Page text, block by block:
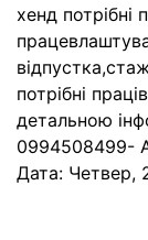
хенд потрібні
потрібні
детальною
0994508499-
Дата: Четвер,